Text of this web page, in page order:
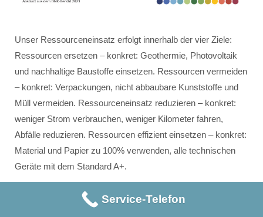
Unser Ressourceneinsatz erfolgt innerhalb der vier Ziele:
Ressourcen ersetzen – konkret: Geothermie, Photovoltaik
und nachhaltige Baustoffe einsetzen. Ressourcen vermeiden
– konkret: Verpackungen, nicht abbaubare Kunststoffe und
Müll vermeiden. Ressourceneinsatz reduzieren – konkret:
weniger Strom verbrauchen, weniger Kilometer fahren,
Abfälle reduzieren. Ressourcen effizient einsetzen – konkret:
Material und Papier zu 100% verwenden, alle technischen
Geräte mit dem Standard A+.
Service-Telefon